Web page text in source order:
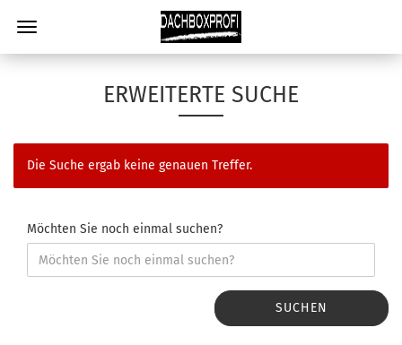
ERWEITERTE SUCHE
Die Suche ergab keine genauen Treffer.
Möchten Sie noch einmal suchen?
SUCHEN